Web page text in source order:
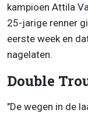
kampioen Attila
25-jarige renner
eerste week en
nagelaten.
Double
"De wegen in de